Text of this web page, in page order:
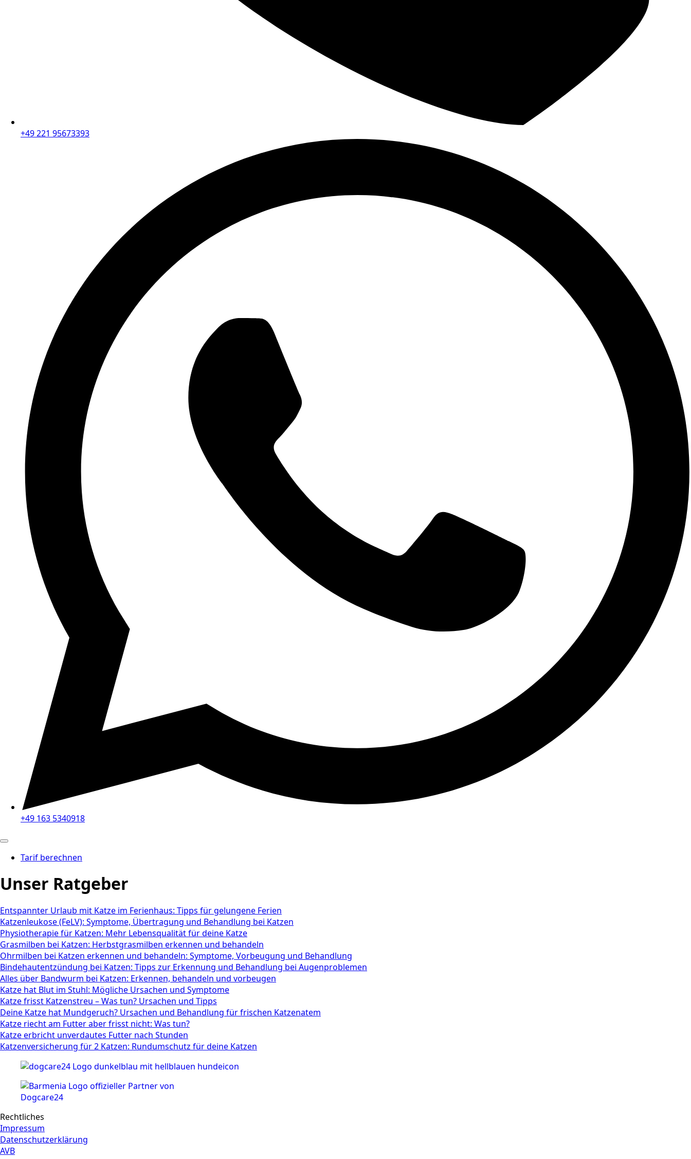
+49 221 95673393
+49 163 5340918
Tarif berechnen
Unser Ratgeber
Entspannter Urlaub mit Katze im Ferienhaus: Tipps für gelungene Ferien
Katzenleukose (FeLV): Symptome, Übertragung und Behandlung bei Katzen
Physiotherapie für Katzen: Mehr Lebensqualität für deine Katze
Grasmilben bei Katzen: Herbstgrasmilben erkennen und behandeln
Ohrmilben bei Katzen erkennen und behandeln: Symptome, Vorbeugung und Behandlung
Bindehautentzündung bei Katzen: Tipps zur Erkennung und Behandlung bei Augenproblemen
Alles über Bandwurm bei Katzen: Erkennen, behandeln und vorbeugen
Katze hat Blut im Stuhl: Mögliche Ursachen und Symptome
Katze frisst Katzenstreu – Was tun? Ursachen und Tipps
Deine Katze hat Mundgeruch? Ursachen und Behandlung für frischen Katzenatem
Katze riecht am Futter aber frisst nicht: Was tun?
Katze erbricht unverdautes Futter nach Stunden
Katzenversicherung für 2 Katzen: Rundumschutz für deine Katzen
Rechtliches
Impressum
Datenschutzerklärung
AVB